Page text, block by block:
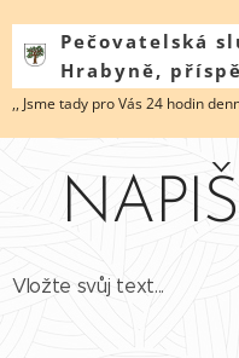
Pečovatelská
Hrabyně,
organizace
,, Jsme tady pro Vás 24 hodin
Vložte svůj text...